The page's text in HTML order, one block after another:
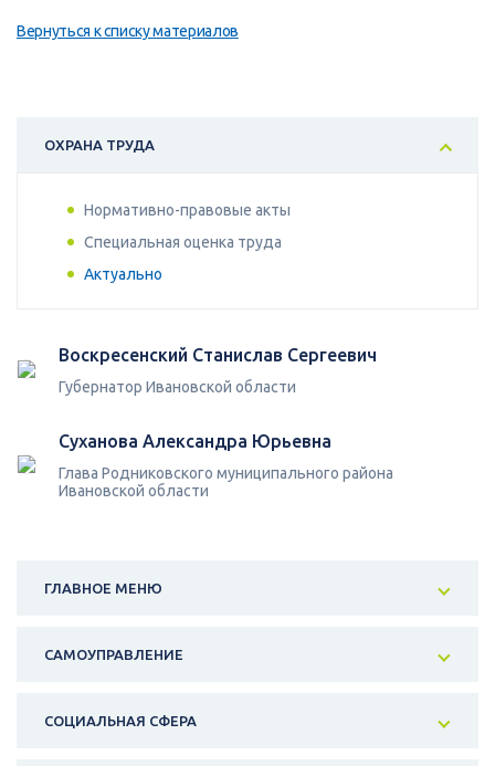
Вернуться к списку материалов
ОХРАНА ТРУДА
Нормативно-правовые акты
Специальная оценка труда
Актуально
Воскресенский Станислав Сергеевич
Губернатор Ивановской области
Суханова Александра Юрьевна
Глава Родниковского муниципального района
Ивановской области
ГЛАВНОЕ МЕНЮ
САМОУПРАВЛЕНИЕ
СОЦИАЛЬНАЯ СФЕРА